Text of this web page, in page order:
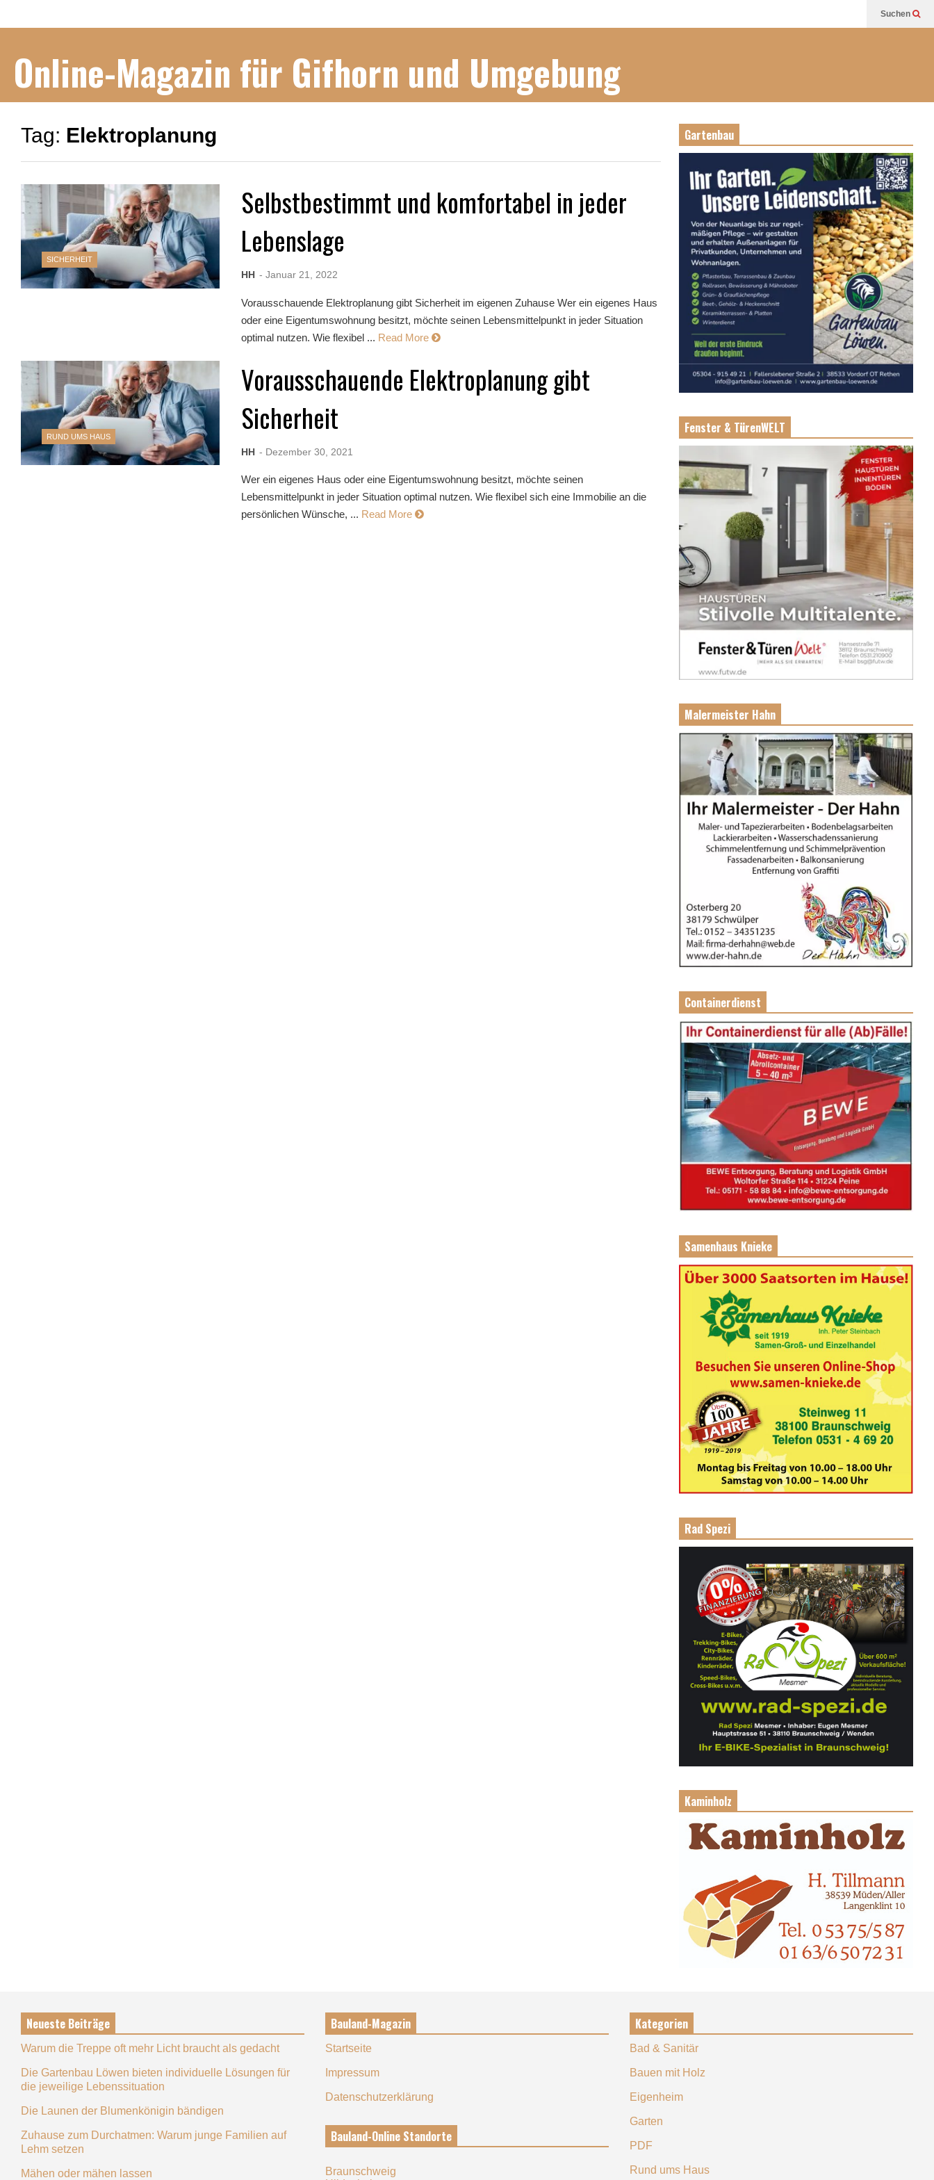
Suchen
Online-Magazin für Gifhorn und Umgebung
Tag: Elektroplanung
SICHERHEIT
Selbstbestimmt und komfortabel in jeder
Lebenslage
HH - Januar 21, 2022
Vorausschauende Elektroplanung gibt Sicherheit im eigenen Zuhause Wer ein eigenes Haus
oder eine Eigentumswohnung besitzt, möchte seinen Lebensmittelpunkt in jeder Situation
optimal nutzen. Wie flexibel ... Read More
RUND UMS HAUS
Vorausschauende Elektroplanung gibt
Sicherheit
HH - Dezember 30, 2021
Wer ein eigenes Haus oder eine Eigentumswohnung besitzt, möchte seinen
Lebensmittelpunkt in jeder Situation optimal nutzen. Wie flexibel sich eine Immobilie an die
persönlichen Wünsche, ... Read More
Gartenbau
Fenster & TürenWELT
Malermeister Hahn
Containerdienst
Samenhaus Knieke
Rad Spezi
Kaminholz
Neueste Beiträge
Warum die Treppe oft mehr Licht braucht als gedacht
Die Gartenbau Löwen bieten individuelle Lösungen für
die jeweilige Lebenssituation
Die Launen der Blumenkönigin bändigen
Zuhause zum Durchatmen: Warum junge Familien auf
Lehm setzen
Mähen oder mähen lassen
Bauland-Magazin
Startseite
Impressum
Datenschutzerklärung
Bauland-Online Standorte
Braunschweig
Kategorien
Bad & Sanitär
Bauen mit Holz
Eigenheim
Garten
PDF
Rund ums Haus